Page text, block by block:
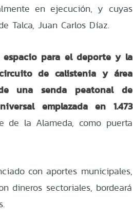
en ejecución, y cuyas
Talca, Juan Carlos Díaz.
espacio para el deporte y la
de calistenia y área
una senda peatonal de
emplazada en 1.473
la Alameda, como puerta
con aportes municipales,
dineros sectoriales, bordeará